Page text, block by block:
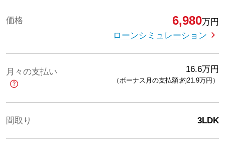
価格 6,980万円
ローンシミュレーション
月々の支払い 16.6万円
（ボーナス月の支払額:約21.9万円 ）
間取り 3LDK